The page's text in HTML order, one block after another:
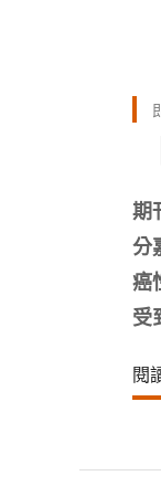
期
分
癌
受
閱